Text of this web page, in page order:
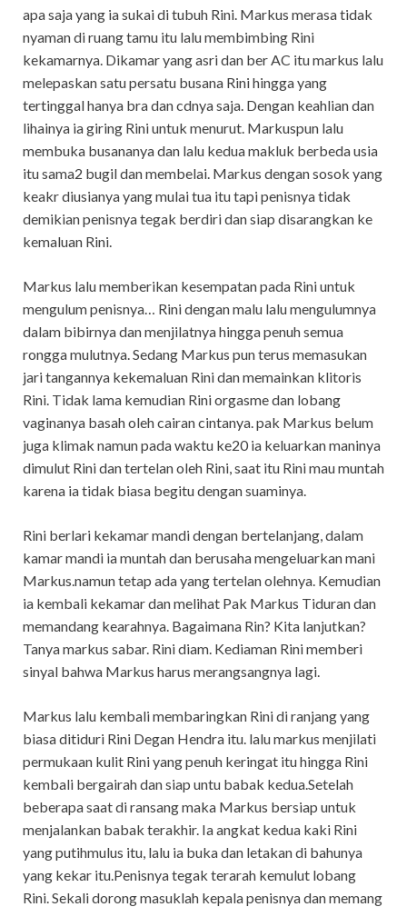
apa saja yang ia sukai di tubuh Rini. Markus merasa tidak
nyaman di ruang tamu itu lalu membimbing Rini
kekamarnya. Dikamar yang asri dan ber AC itu markus lalu
melepaskan satu persatu busana Rini hingga yang
tertinggal hanya bra dan cdnya saja. Dengan keahlian dan
lihainya ia giring Rini untuk menurut. Markuspun lalu
membuka busananya dan lalu kedua makluk berbeda usia
itu sama2 bugil dan membelai. Markus dengan sosok yang
keakr diusianya yang mulai tua itu tapi penisnya tidak
demikian penisnya tegak berdiri dan siap disarangkan ke
kemaluan Rini.
Markus lalu memberikan kesempatan pada Rini untuk
mengulum penisnya… Rini dengan malu lalu mengulumnya
dalam bibirnya dan menjilatnya hingga penuh semua
rongga mulutnya. Sedang Markus pun terus memasukan
jari tangannya kekemaluan Rini dan memainkan klitoris
Rini. Tidak lama kemudian Rini orgasme dan lobang
vaginanya basah oleh cairan cintanya. pak Markus belum
juga klimak namun pada waktu ke20 ia keluarkan maninya
dimulut Rini dan tertelan oleh Rini, saat itu Rini mau muntah
karena ia tidak biasa begitu dengan suaminya.
Rini berlari kekamar mandi dengan bertelanjang, dalam
kamar mandi ia muntah dan berusaha mengeluarkan mani
Markus.namun tetap ada yang tertelan olehnya. Kemudian
ia kembali kekamar dan melihat Pak Markus Tiduran dan
memandang kearahnya. Bagaimana Rin? Kita lanjutkan?
Tanya markus sabar. Rini diam. Kediaman Rini memberi
sinyal bahwa Markus harus merangsangnya lagi.
Markus lalu kembali membaringkan Rini di ranjang yang
biasa ditiduri Rini Degan Hendra itu. lalu markus menjilati
permukaan kulit Rini yang penuh keringat itu hingga Rini
kembali bergairah dan siap untu babak kedua.Setelah
beberapa saat di ransang maka Markus bersiap untuk
menjalankan babak terakhir. Ia angkat kedua kaki Rini
yang putihmulus itu, lalu ia buka dan letakan di bahunya
yang kekar itu.Penisnya tegak terarah kemulut lobang
Rini. Sekali dorong masuklah kepala penisnya dan memang